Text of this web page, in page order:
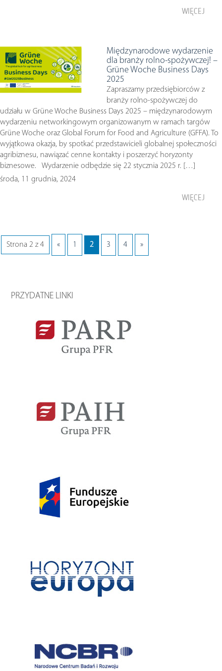
WIĘCEJ
Międzynarodowe wydarzenie
dla branży rolno-spożywczej! –
Grüne Woche Business Days
2025
Zapraszamy przedsiębiorców z
branży rolno-spożywczej do
udziału w Grüne Woche Business Days 2025 – międzynarodowym
wydarzeniu networkingowym organizowanym w ramach targów
Grüne Woche oraz Global Forum for Food and Agriculture (GFFA). To
wyjątkowa okazja, by spotkać przedstawicieli globalnej społeczności
agribiznesu, nawiązać cenne kontakty i poszerzyć horyzonty
biznesowe. Wydarzenie odbędzie się 22 stycznia 2025 r. […]
środa, 11 grudnia, 2024
WIĘCEJ
Strona 2 z 4 « 1 2 3 4 »
PRZYDATNE LINKI